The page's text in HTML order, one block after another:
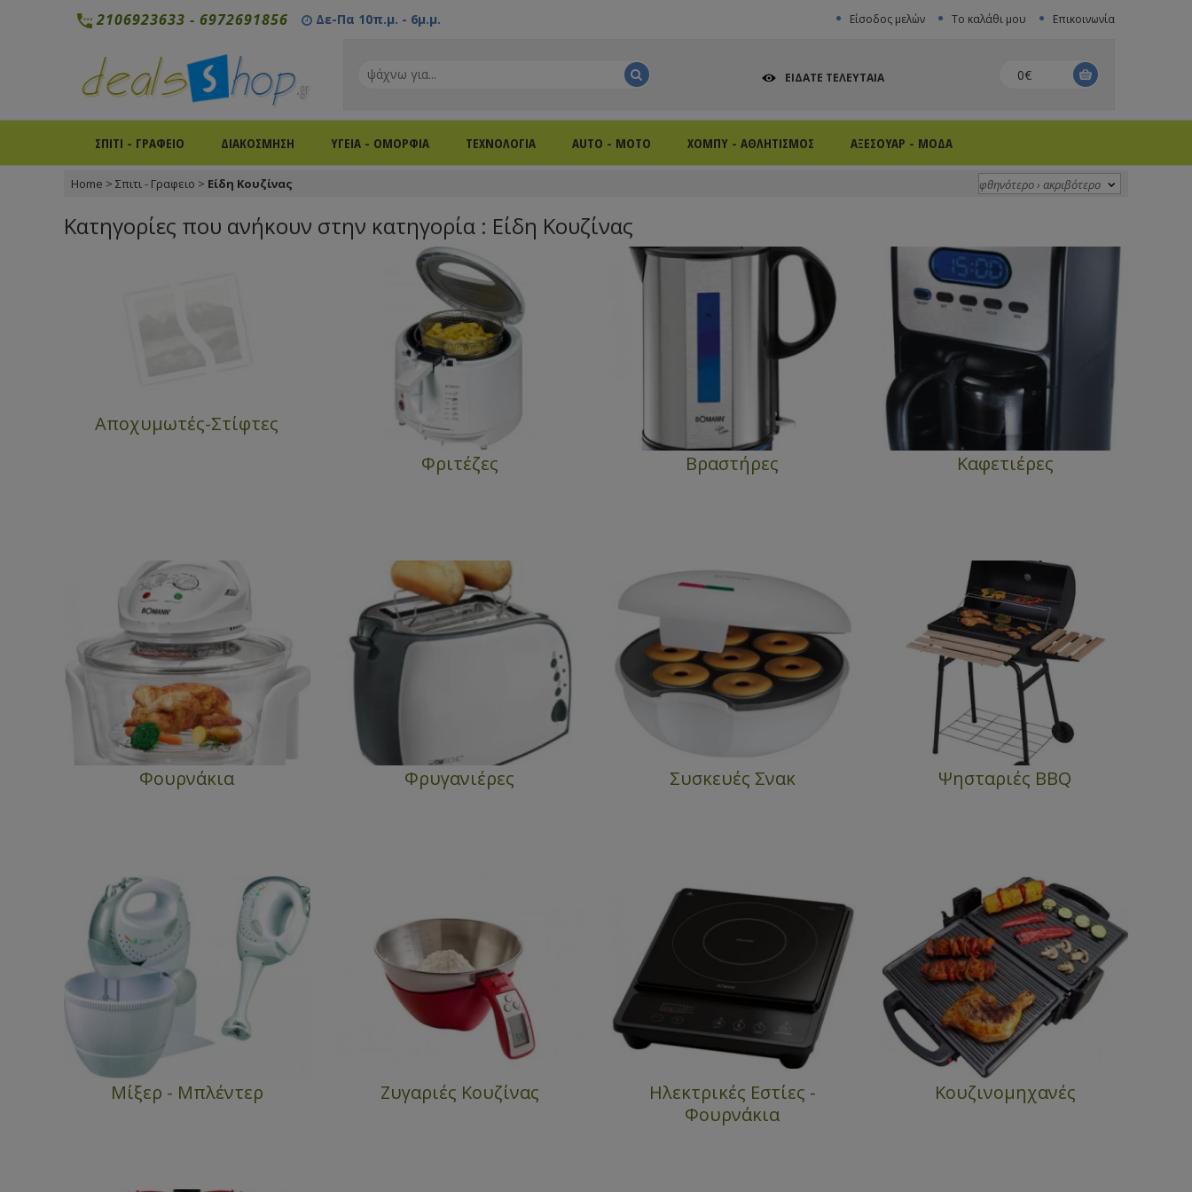
2106923633 - 6972691856 Δε-Πα 10π.μ. - 6μ.μ. Είσοδος μελών Το καλάθι μου Επικοινωνία
ΕΙΔΑΤΕ ΤΕΛΕΥΤΑΙΑ 0€
ΣΠΙΤΙ - ΓΡΑΦΕΙΟ ΔΙΑΚΟΣΜΗΣΗ ΥΓΕΙΑ - ΟΜΟΡΦΙΑ ΤΕΧΝΟΛΟΓΙΑ AUTO - MOTO ΧΟΜΠΥ - ΑΘΛΗΤΙΣΜΟΣ ΑΞΕΣΟΥΑΡ - ΜΟΔΑ
Home > Σπιτι - Γραφειο > Είδη Κουζίνας
Κατηγορίες που ανήκουν στην κατηγορία : Είδη Κουζίνας
Αποχυμωτές-Στίφτες
Φριτέζες
Βραστήρες Καφετιέρες
Φουρνάκια Φρυγανιέρες Συσκευές Σνακ Ψησταριές BBQ
Μίξερ - Μπλέντερ Ζυγαριές Κουζίνας
Ηλεκτρικές Εστίες -
Φουρνάκια
Κουζινομηχανές